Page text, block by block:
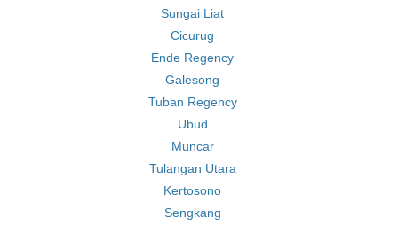
Sungai Liat
Cicurug
Ende Regency
Galesong
Tuban Regency
Ubud
Muncar
Tulangan Utara
Kertosono
Sengkang